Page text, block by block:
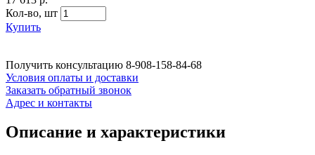
Кол-во, шт
Купить
Получить консультацию 8-908-158-84-68
Условия оплаты и доставки
Заказать обратный звонок
Адрес и контакты
Описание и характеристики